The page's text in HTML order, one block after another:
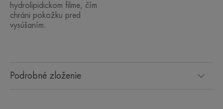
Podrobné zloženie
hydrolipidickom filme, čím
chráni pokožku pred
vysúšaním.